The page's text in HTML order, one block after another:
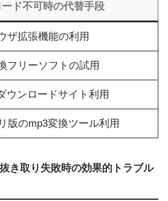
ド不可時の代替手段
ザ拡張機能の利用
フリーソフトの試用
ウンロードサイト利用
版のmp3変換ツール利用
き取り失敗時の効果的トラブル